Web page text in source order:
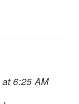
6:25 AM